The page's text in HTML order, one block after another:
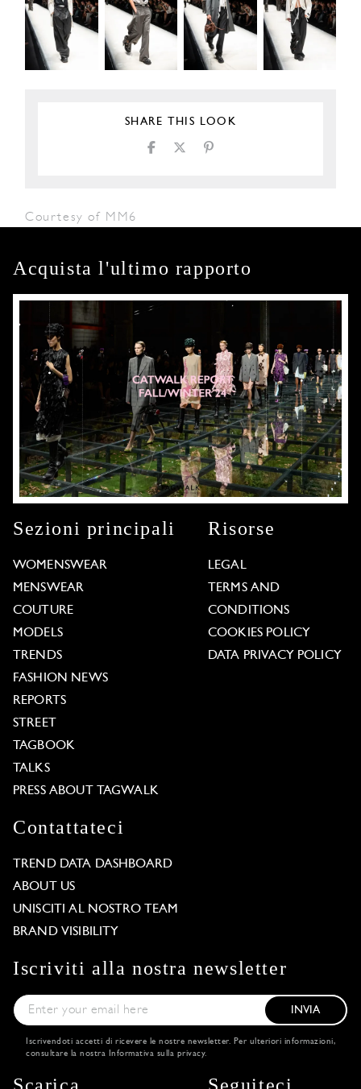
SHARE THIS LOOK
Courtesy of MM6
Acquista l'ultimo rapporto
Sezioni principali
WOMENSWEAR
MENSWEAR
COUTURE
MODELS
TRENDS
FASHION NEWS
REPORTS
STREET
TAGBOOK
TALKS
PRESS ABOUT TAGWALK
Risorse
LEGAL
TERMS AND
CONDITIONS
COOKIES POLICY
DATA PRIVACY POLICY
Contattateci
TREND DATA DASHBOARD
ABOUT US
UNISCITI AL NOSTRO TEAM
BRAND VISIBILITY
Iscriviti alla nostra newsletter
INVIA
Iscrivendoti accetti di ricevere le nostre newsletter. Per ulteriori informazioni,
consultare la nostra
Informativa sulla privacy.
Scarica Seguiteci